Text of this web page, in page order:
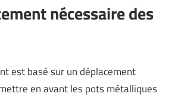
nécessaire des
est basé sur un déplacement
en avant les pots métalliques